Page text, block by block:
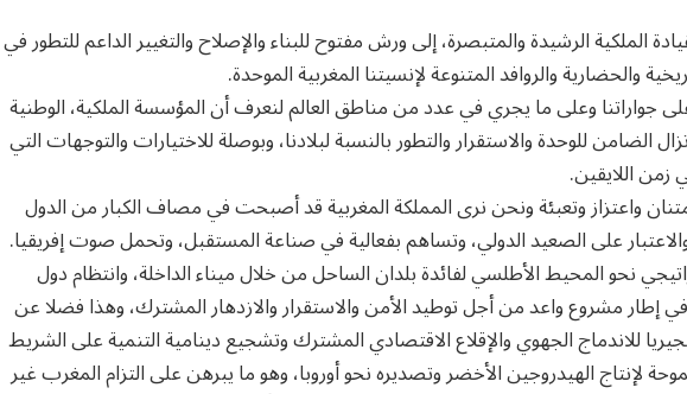
الملكية الرشيدة والمتبصرة، إلى ورش مفتوح للبناء والإصلاح والتغيير الداعم للتطور في
والحضارية والروافد المتنوعة لإنسيتنا المغربية الموحدة.
جواراتنا وعلى ما يجري في عدد من مناطق العالم لنعرف أن المؤسسة الملكية، الوطنية
الضامن للوحدة والاستقرار والتطور بالنسبة لبلادنا، وبوصلة للاختيارات والتوجهات التي
زمن اللايقين.
واعتزاز وتعبئة ونحن نرى المملكة المغربية قد أصبحت في مصاف الكبار من الدول
على الصعيد الدولي، وتساهم بفعالية في صناعة المستقبل، وتحمل صوت إفريقيا.
نحو المحيط الأطلسي لفائدة بلدان الساحل من خلال ميناء الداخلة، وانتظام دول
في إطار مشروع واعد من أجل توطيد الأمن والاستقرار والازدهار المشترك، وهذا فضلا عن
للاندماج الجهوي والإقلاع الاقتصادي المشترك وتشجيع دينامية التنمية على الشريط
لإنتاج الهيدروجين الأخضر وتصديره نحو أوروبا، وهو ما يبرهن على التزام المغرب غير